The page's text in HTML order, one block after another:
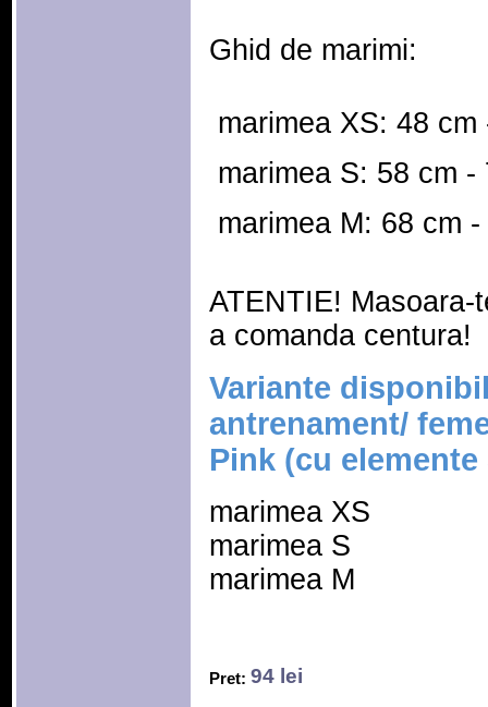
Ghid de marimi:
 marimea XS: 48
 marimea S: 58 cm
 marimea M: 68 cm
ATENTIE! Masoara-
a comanda centura!
Variante
antrenament/
Pink (cu
marimea XS
marimea S
marimea M
Pret: 94 lei